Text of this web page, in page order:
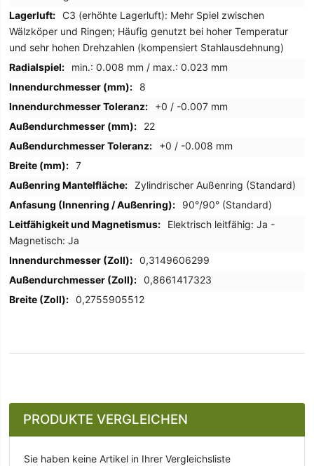
C3 (erhöhte Lagerluft): Mehr Spiel zwischen
Wälzköper und Ringen; Häufig genutzt bei hoher Temperatur
und sehr hohen Drehzahlen (kompensiert Stahlausdehnung)
min.: 0.008 mm / max.: 0.023 mm
8
+0 / -0.007 mm
22
+0 / -0.008 mm
7
Zylindrischer Außenring (Standard)
90°/90° (Standard)
Elektrisch leitfähig: Ja -
Magnetisch: Ja
0,3149606299
0,8661417323
0,2755905512
PRODUKTE VERGLEICHEN
Sie haben keine Artikel in Ihrer Vergleichsliste